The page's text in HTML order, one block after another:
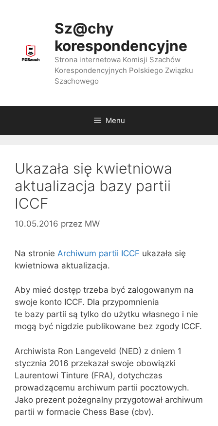
Sz@chy
korespondencyjne
Strona internetowa Komisji Szachów
Korespondencyjnych Polskiego Związku
Szachowego
Menu
Ukazała się kwietniowa
aktualizacja bazy partii
ICCF
10.05.2016 przez MW
Na stronie Archiwum partii ICCF ukazała się
kwietniowa aktualizacja.
Aby mieć dostęp trzeba być zalogowanym na
swoje konto ICCF. Dla przypomnienia
te bazy partii są tylko do użytku własnego i nie
mogą być nigdzie publikowane bez zgody ICCF.
Archiwista Ron Langeveld (NED) z dniem 1
stycznia 2016 przekazał swoje obowiązki
Laurentowi Tinture (FRA), dotychczas
prowadzącemu archiwum partii pocztowych.
Jako prezent pożegnalny przygotował archiwum
partii w formacie Chess Base (cbv).